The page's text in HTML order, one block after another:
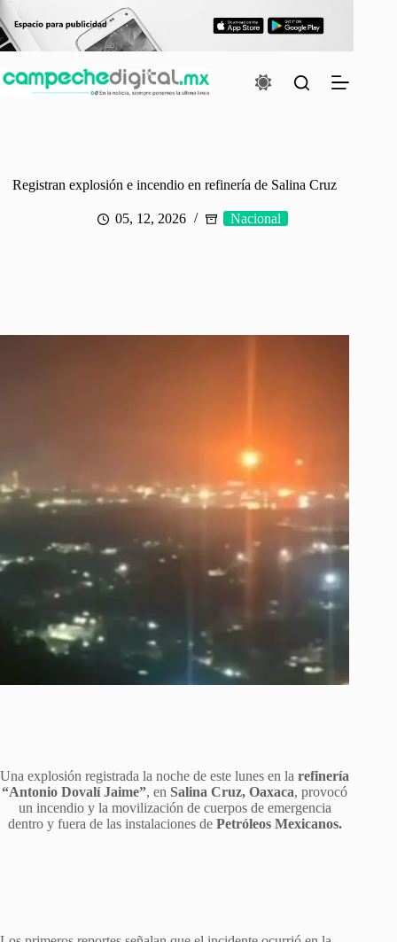
Saltar
al
contenido
Registran explosión e incendio en refinería de Salina Cruz
05, 12, 2026 Nacional
Una explosión registrada la noche de este lunes en larefinería
“Antonio Dovalí Jaime”, en Salina Cruz, Oaxaca, provocó
un incendio y la movilización de cuerpos de emergencia
dentro y fuera de las instalaciones de Petróleos Mexicanos.